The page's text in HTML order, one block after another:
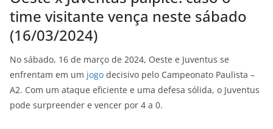
time visitante vença neste sábado
(16/03/2024)
No sábado, 16 de março de 2024, Oeste e Juventus se
enfrentam em um jogo decisivo pelo Campeonato Paulista –
A2. Com um ataque eficiente e uma defesa sólida, o Juventus
pode surpreender e vencer por 4 a 0.